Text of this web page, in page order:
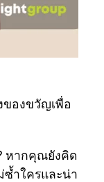
ของขวัญเพื่อ
หากคุณยังคิด
ซ้ำใครและน่า